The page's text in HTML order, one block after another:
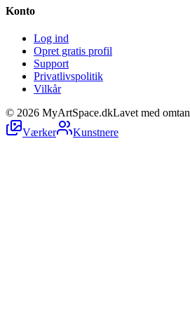
Konto
Log ind
Opret gratis profil
Support
Privatlivspolitik
Vilkår
© 2026 MyArtSpace.dkLavet med
Værker
Kunstnere